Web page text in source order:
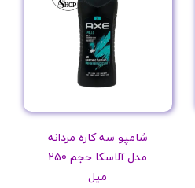
شامپو سه کاره مردانه
مدل آلاسکا حجم 250
میل